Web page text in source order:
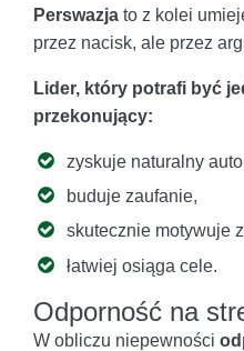
Perswazja to z kolei
przez nacisk, ale przez
Lider, który potrafi być
przekonujący:
zyskuje naturalny
buduje zaufanie,
skutecznie motywuje
łatwiej osiąga cele.
Odporność na
W obliczu niepewności